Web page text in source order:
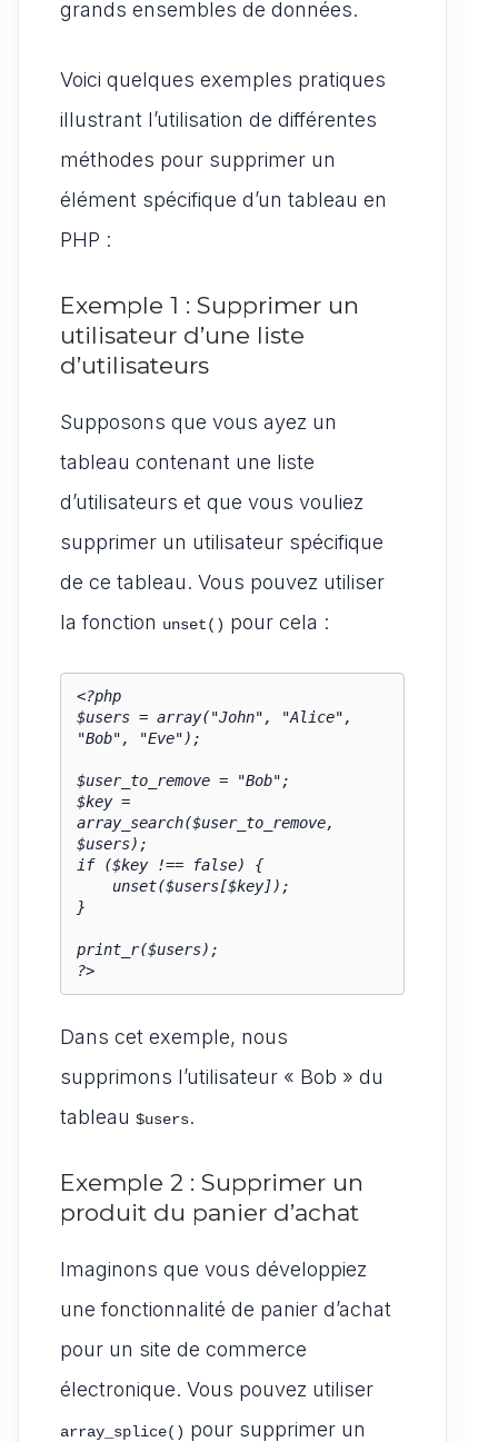
grands ensembles de données.
Voici quelques exemples pratiques
illustrant l’utilisation de différentes
méthodes pour supprimer un
élément spécifique d’un tableau en
PHP :
Exemple 1 : Supprimer un
utilisateur d’une liste
d’utilisateurs
Supposons que vous ayez un
tableau contenant une liste
d’utilisateurs et que vous vouliez
supprimer un utilisateur spécifique
de ce tableau. Vous pouvez utiliser
la fonction unset() pour cela :
<?php
$users = array("John", "Alice",
"Bob", "Eve");
$user_to_remove = "Bob";
$key =
array_search($user_to_remove,
$users);
if ($key !== false) {
}
print_r($users);
?>
Dans cet exemple, nous
supprimons l’utilisateur « Bob » du
tableau $users.
Exemple 2 : Supprimer un
produit du panier d’achat
Imaginons que vous développiez
une fonctionnalité de panier d’achat
pour un site de commerce
électronique. Vous pouvez utiliser
array_splice() pour supprimer un